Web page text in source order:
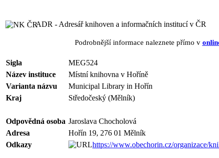
ADR - Adresář knihoven a informačních institucí v ČR
Podrobnější informace naleznete přímo v
Sigla
MEG524
Název instituce
Místní knihovna v Hoříně
Varianta názvu
Municipal Library in Hořín
Kraj
Středočeský (Mělník)
Odpovědná osoba Jaroslava Chocholová
Adresa
Hořín 19, 276 01 Mělník
Odkazy
https://www.obechorin.cz/organizace/